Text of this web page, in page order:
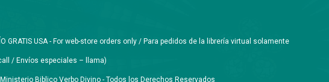
GRATIS USA - For web-store orders only / Para pedidos de la librería virtual solamente
/ Envíos especiales – llama)
Biblico Verbo Divino - Todos los Derechos Reservados